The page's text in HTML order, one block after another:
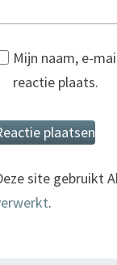
Mijn naam, e-
reactie plaats.
site gebruikt
.